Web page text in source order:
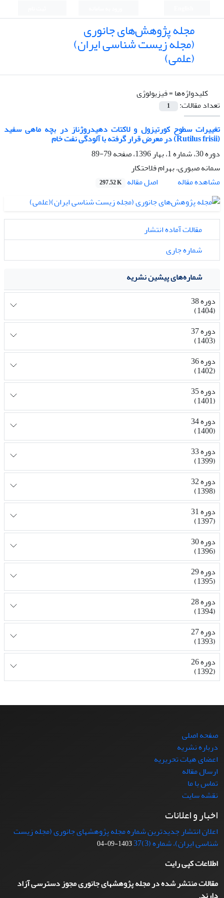
مجله پژوهش‌های جانوری
(مجله زیست شناسی ایران)
(علمی)
کلیدواژه‌ها =فیزیولوژی
تعداد مقالات:
1
تغییرات سطوح کورتیزول و لاکتات دهیدروژناز در بچه ماهی سفید
(Rutilus frisii) در معرض قرار گرفته با آلودگی نفت خام
دوره 30، شماره 1، بهار 1396، صفحه
79-89
سمانه صبوری، بهرام فلاحتکار
مشاهده مقاله
اصل مقاله 297.52 K
مقالات آماده انتشار
شماره جاری
شماره‌های پیشین نشریه
دوره 38
(1404)
دوره 37
(1403)
دوره 36
(1402)
دوره 35
(1401)
دوره 34
(1400)
دوره 33
(1399)
دوره 32
(1398)
دوره 31
(1397)
دوره 30
(1396)
دوره 29
(1395)
دوره 28
(1394)
دوره 27
(1393)
دوره 26
(1392)
صفحه اصلی
درباره نشریه
اعضای هیات تحریریه
ارسال مقاله
تماس با ما
نقشه سایت
اخبار و اعلانات
اعلان انتشار جدیدترین شماره مجله پژوهشهای جانوری (مجله زیست
شناسی ایران)، شماره (3)37
1403-09-04
اطلاعات کپی رایت
مقالات منتشر شده در مجله پژوهشهای جانوری مجوز دسترسی آزاد